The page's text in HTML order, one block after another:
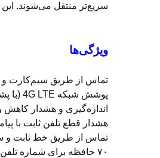
سریع‌تر منتقل می‌شوند. این
ویژگی‌ها
تماس از طریق سیم‌کارت و
پوشش شبکه 4G LTE (با پشتیبانی از 2G)
اندازه‌گیری و هشدار کاهش
هشدار قطع تلفن ثابت با
تماس از طریق خط ثابت و
۷۰ حافظه برای شماره تلفن کاربران